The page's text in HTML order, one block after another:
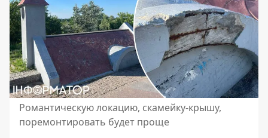
Романтическую локацию, скамейку-крышу,
поремонтировать будет проще